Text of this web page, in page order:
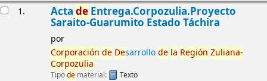
1. Acta deEntrega.Corpozulia.Proyecto
Saraito-Guarumito Estado Táchira
por
Corporación de Desarrollode la Región Zuliana-
Corpozulia
Tipodematerial:
Texto